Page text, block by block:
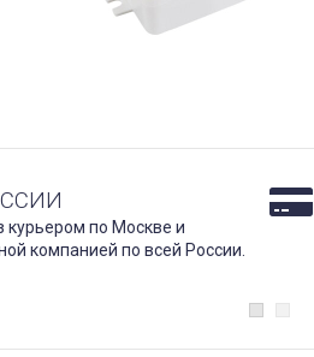
по Москве и
компанией по всей России.